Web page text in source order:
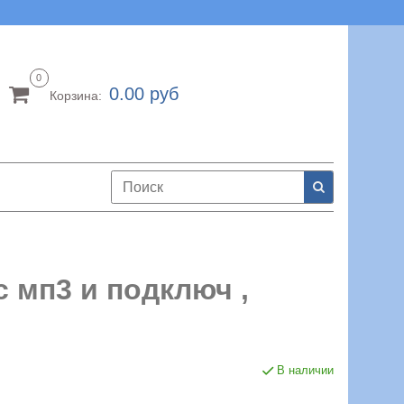
0
Корзина: 0.00 руб
мп3 и подключ ,
В наличии